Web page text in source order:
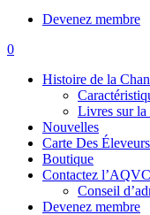
Devenez membre
0
Histoire de la
Livres sur la
Nouvelles
Carte Des Éleveurs
Boutique
Contactez l’AQVC
Conseil
Devenez membre